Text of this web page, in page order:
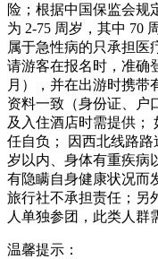
险；根据中国保监会规
为 2-75 周岁，其中 70
属于急性病的只承担医
请游客在报名时，准确
月），并在出游时携带
资料一致（身份证、户
及入住酒店时需提供；
任自负； 因西北线路
岁以内、身体有重疾病
有隐瞒自身健康状况而
旅行社不承担责任；另
人单独参团，此类人群
温馨提示：